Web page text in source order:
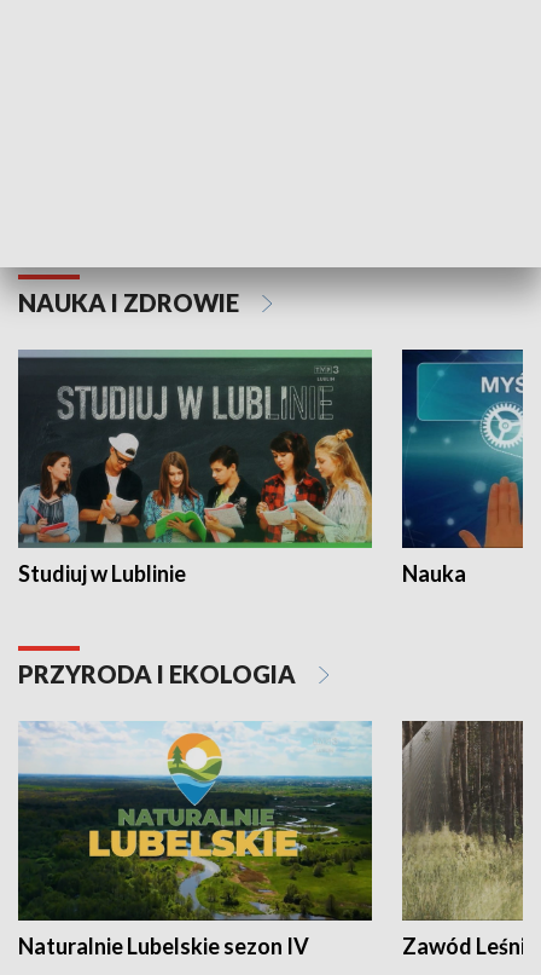
NAUKA I ZDROWIE
Studiuj w Lublinie Nauka
PRZYRODA I EKOLOGIA
Naturalnie Lubelskie sezon IV Zawód Leśnik